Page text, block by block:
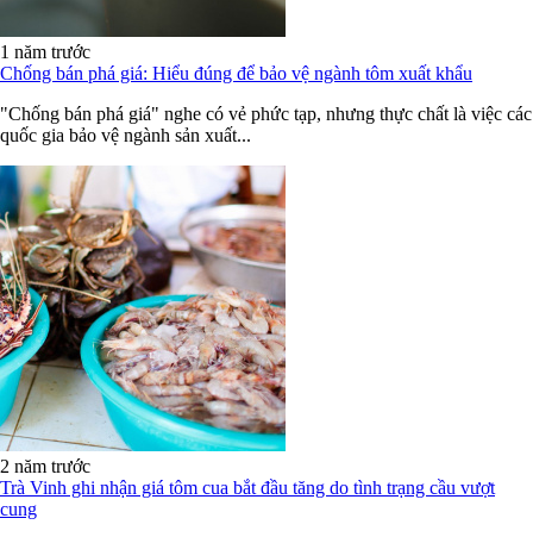
1 năm trước
Chống bán phá giá: Hiểu đúng để bảo vệ ngành tôm xuất khẩu
"Chống bán phá giá" nghe có vẻ phức tạp, nhưng thực chất là việc các
quốc gia bảo vệ ngành sản xuất...
2 năm trước
Trà Vinh ghi nhận giá tôm cua bắt đầu tăng do tình trạng cầu vượt
cung